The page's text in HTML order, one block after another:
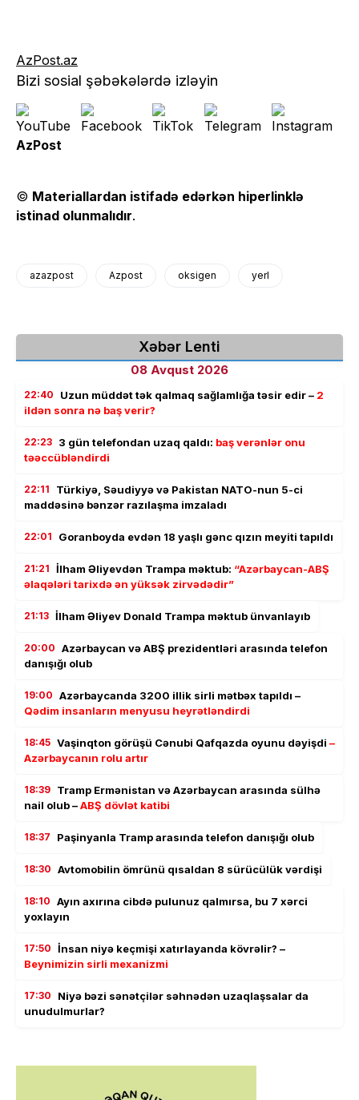
AzPost.az
Bizi sosial şəbəkələrdə izləyin
AzPost
© Materiallardan istifadə edərkən hiperlinklə
istinad olunmalıdır.
azazpost Azpost oksigen yerl
Xəbər Lenti
08 Avqust 2026
22:40 Uzun müddət tək qalmaq sağlamlığa təsir edir – 2
ildən sonra nə baş verir?
22:23 3 gün telefondan uzaq qaldı: baş verənlər onu
təəccübləndirdi
22:11
Türkiyə, Səudiyyə və Pakistan NATO-nun 5-ci
maddəsinə bənzər razılaşma imzaladı
22:01 Goranboyda evdən 18 yaşlı gənc qızın meyiti tapıldı
21:21 İlham Əliyevdən Trampa məktub: “Azərbaycan-ABŞ
əlaqələri tarixdə ən yüksək zirvədədir”
21:13 İlham Əliyev Donald Trampa məktub ünvanlayıb
20:00 Azərbaycan və ABŞ prezidentləri arasında telefon
danışığı olub
19:00 Azərbaycanda 3200 illik sirli mətbəx tapıldı –
Qədim insanların menyusu heyrətləndirdi
18:45 Vaşinqton görüşü Cənubi Qafqazda oyunu dəyişdi –
Azərbaycanın rolu artır
18:39 Tramp Ermənistan və Azərbaycan arasında sülhə
nail olub –ABŞ dövlət katibi
18:37 Paşinyanla Tramp arasında telefon danışığı olub
18:30 Avtomobilin ömrünü qısaldan 8 sürücülük vərdişi
18:10 Ayın axırına cibdə pulunuz qalmırsa, bu 7 xərci
yoxlayın
17:50 İnsan niyə keçmişi xatırlayanda kövrəlir? –
Beynimizin sirli mexanizmi
17:30
Niyə bəzi sənətçilər səhnədən uzaqlaşsalar da
unudulmurlar?